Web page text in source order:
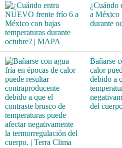
a México
durante
Bañarse
calor
debido a
del